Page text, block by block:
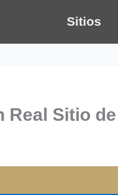
Sitios
Sitio